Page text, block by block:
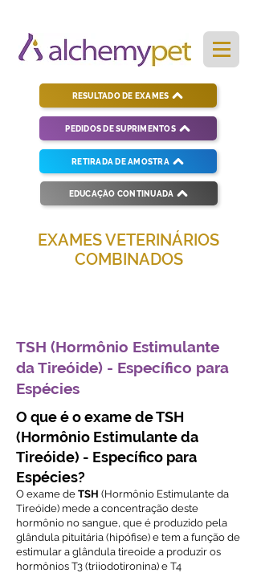
PEDIDOS DE SUPRIMENTOS
RESULTADO DE EXAMES
RETIRADA DE AMOSTRA
EDUCAÇÃO CONTINUADA
EXAMES VETERINÁRIOS
COMBINADOS
TSH (Hormônio Estimulante
da Tireóide) - Específico para
Espécies
O que é o exame de TSH
(Hormônio Estimulante da
Tireóide) - Específico para
Espécies?
O exame de TSH (Hormônio Estimulante da
Tireóide) mede a concentração deste
hormônio no sangue, que é produzido pela
glândula pituitária (hipófise) e tem a função de
estimular a glândula tireoide a produzir os
hormônios T3 (triiodotironina) e T4